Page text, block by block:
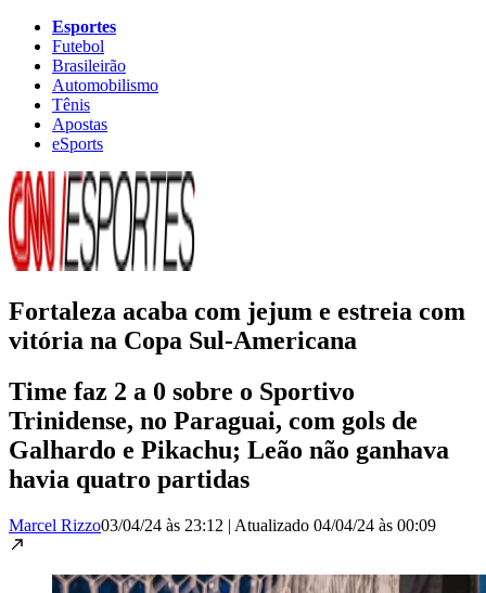
Esportes
Futebol
Brasileirão
Automobilismo
Tênis
Apostas
eSports
Fortaleza acaba com jejum e estreia com
vitória na Copa Sul-Americana
Time faz 2 a 0 sobre o Sportivo
Trinidense, no Paraguai, com gols de
Galhardo e Pikachu; Leão não ganhava
havia quatro partidas
Marcel Rizzo03/04/24 às 23:12 | Atualizado 04/04/24 às 00:09